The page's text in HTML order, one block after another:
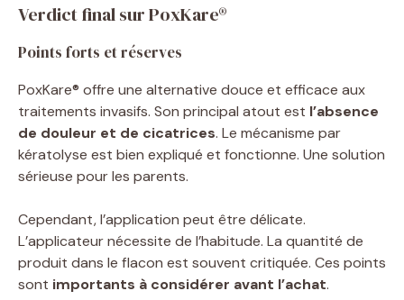
Verdict final sur PoxKare®
Points forts et réserves
PoxKare® offre une alternative douce et efficace aux
traitements invasifs. Son principal atout est l’absence
de douleur et de cicatrices. Le mécanisme par
kératolyse est bien expliqué et fonctionne. Une solution
sérieuse pour les parents.
Cependant, l’application peut être délicate.
L’applicateur nécessite de l’habitude. La quantité de
produit dans le flacon est souvent critiquée. Ces points
sont importants à considérer avant l’achat.